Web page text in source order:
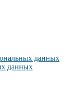
данных
данных